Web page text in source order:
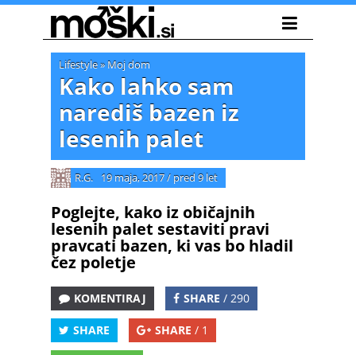
Lifestyle» Moj dom
Kako lahko sam
narediš bazen iz
lesenih palet
R.G. 19 maja, 2017/ pred 9 let
Poglejte, kako iz običajnih
lesenih palet sestaviti pravi
pravcati bazen, ki vas bo hladil
čez poletje
KOMENTIRAJ SHARE / 290
SHARE SHARE / 1